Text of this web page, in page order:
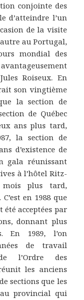
conjointe des
d’atteindre l’un
de la visite
au Portugal,
mondial des
Roiseux. En
son vingtième
la section de
de Québec
ans plus tard,
la section de
d’existence de
gala réunissant
à l’hôtel Ritz-
mois plus tard,
en 1988 que
acceptées par
donnant plus
En 1989, l’on
de travail
l’Ordre des
les anciens
sections que les
provincial qui